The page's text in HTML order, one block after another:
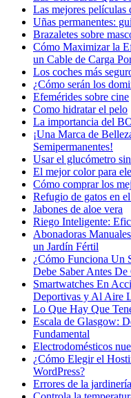
Las mejores películas
Uñas permanentes:
Brazaletes sobre
Cómo Maximizar la
un Cable de Carga
Los coches más
¿Cómo serán los
Efemérides sobre cine
Сomo hidratar el pelo
La importancia del
¡Una Marca de
Semipermanentes!
Usar el glucómetro
El mejor color para
Cómo comprar los
Refugio de gatos en
Jabones de aloe vera
Riego Inteligente:
Abonadoras
un Jardín Fértil
¿Cómo Funciona Un
Debe Saber Antes
Smartwatches En
Deportivas y Al Aire
Lo Que Hay Que
Escala de Glasgow:
Fundamental
Electrodomésticos
¿Cómo Elegir el
WordPress?
Errores de la